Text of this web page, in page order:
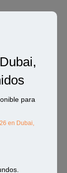
para
en Dubai,